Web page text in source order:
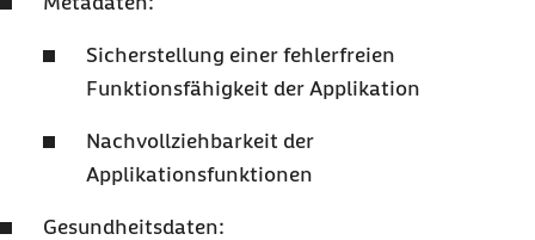
Sicherstellung einer fehlerfreien
Funktionsfähigkeit der Applikation
Nachvollziehbarkeit der
Applikationsfunktionen
Gesundheitsdaten: